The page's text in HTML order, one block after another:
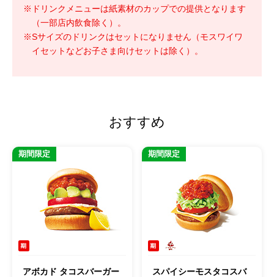
※ドリンクメニューは紙素材のカップでの提供となります
（一部店内飲食除く）。
※Sサイズのドリンクはセットになりません（モスワイワ
イセットなどお子さま向けセットは除く）。
おすすめ
アボカド タコスバーガー
期間限定
スパイシーモスタコスバ
期間限定